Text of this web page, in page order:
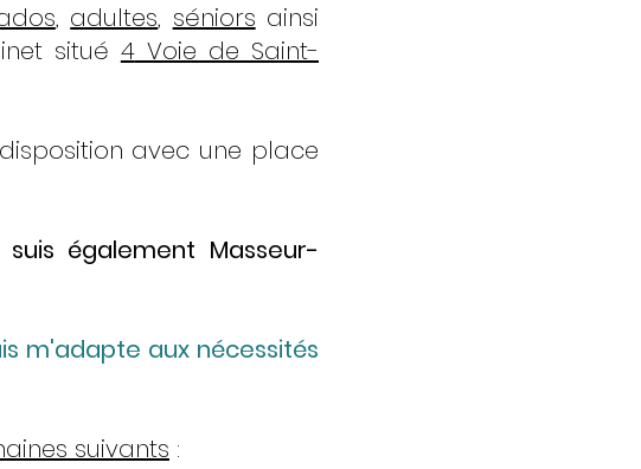
, adultes, séniors ainsi
situé 4Voie de Saint-
avec une place
également Masseur-
m'adapte aux nécessités
suivants :